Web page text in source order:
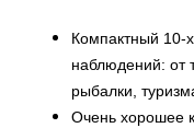
Компактный 10-
наблюдений: от
рыбалки,
Очень хорошее